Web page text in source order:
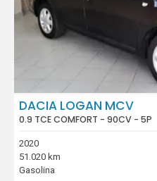
DACIA LOGAN MCV
0.9 TCE COMFORT - 90CV - 5P
2020
51.020 km
Gasolina